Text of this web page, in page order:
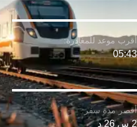
2 س 26 د
05:43